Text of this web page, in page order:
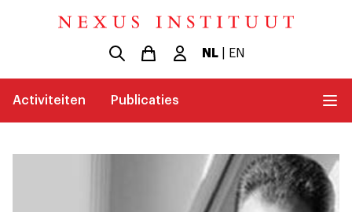
NL| EN
Activiteiten Publicaties